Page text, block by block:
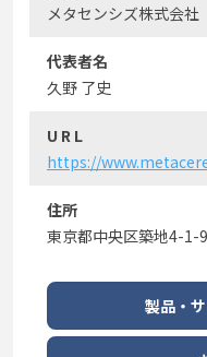
メタセンシズ株式会社
代表者名
久野 了史
U R L
https://
住所
東京都中央区築地4-1-
製品・